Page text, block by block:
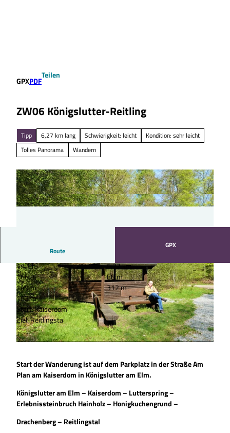
GPXPDF
Teilen
ZW06 Königslutter-Reitling
Tipp 6,27 km lang Schwierigkeit: leicht
Kondition: sehr leicht
Tolles Panorama
Wandern
© Thomas Kempernolte, Elm-Freizeit, Allianz für die Region GmbH |CC-BY-SA
Route
GPX
1:41 h
6,27 km
166 m
88 m
149 m
312 m
163 m
Start: Kaiserdom
Ziel: Reitlingstal
Start der Wanderung ist auf dem Parkplatz in der Straße Am
Plan am Kaiserdom in Königslutter am Elm.
Königslutter am Elm – Kaiserdom – Lutterspring –
Erlebnissteinbruch Hainholz – Honigkuchengrund –
Drachenberg – Reitlingstal